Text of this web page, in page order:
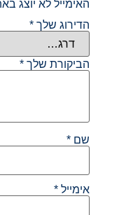
האימייל לא יוצג
הדירוג שלך*
הביקורת שלך*
שם*
אימייל*